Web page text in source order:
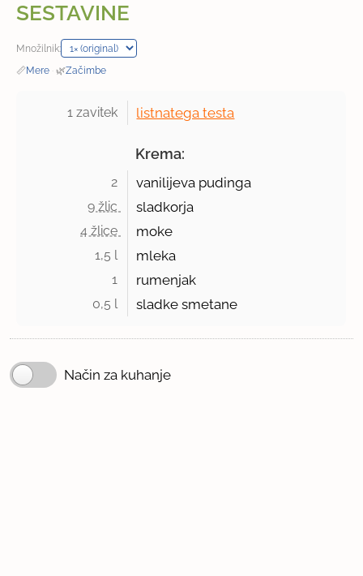
SESTAVINE
Množilnik:
📏Mere · 🌿Začimbe
1 zavitek listnatega testa
Krema:
2 vanilijeva pudinga
9 žlic sladkorja
4 žlice moke
1,5 l mleka
1 rumenjak
0,5 l sladke smetane
Način za kuhanje